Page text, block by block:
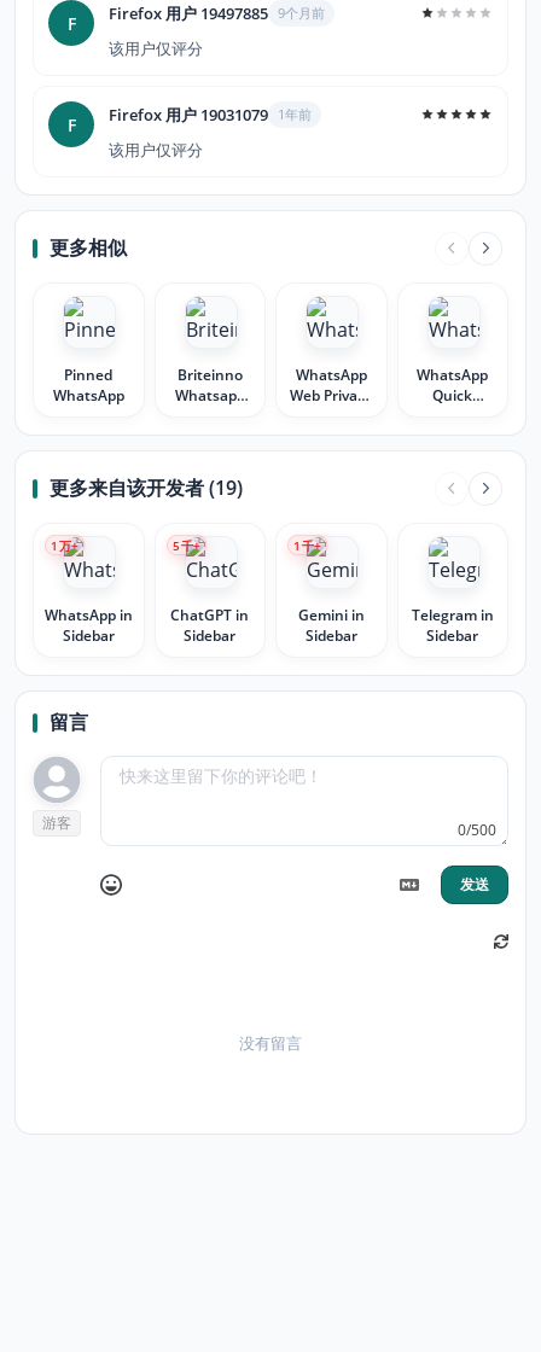
F Firefox 用户 19497885 9个月前
该用户仅评分
F Firefox 用户 19031079 1年前
该用户仅评分
更多相似
Pinned
WhatsApp
Briteinno
Whatsapp
WhatsApp
Web Privacy
WhatsApp
Quick
更多来自该开发者 (19)
WhatsApp in
Sidebar
1 万+
ChatGPT in
Sidebar
5千+
Gemini in
Sidebar
1 千+
Telegram in
Sidebar
留言
游客 0/500
发送
没有留言